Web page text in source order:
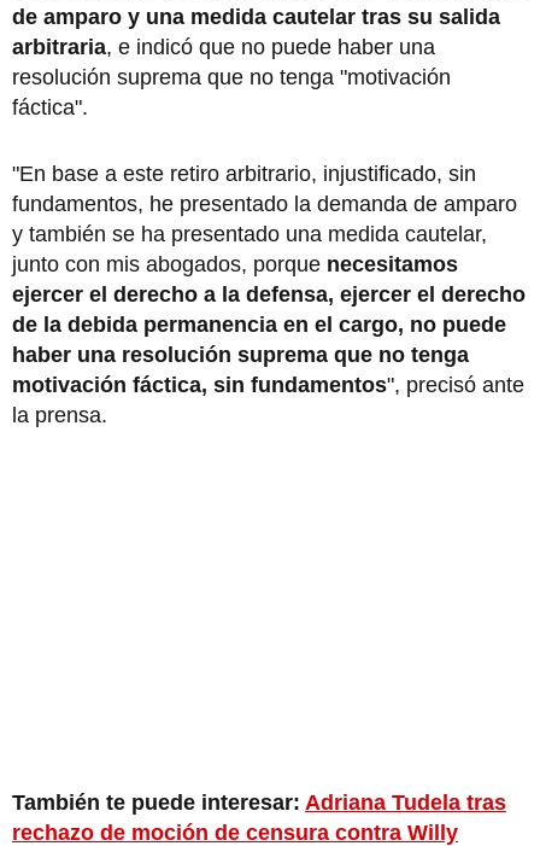
de amparo y una medida cautelar tras su salida
arbitraria, e indicó que no puede haber una
resolución suprema que no tenga "motivación
fáctica".
"En base a este retiro arbitrario, injustificado, sin
fundamentos, he presentado la demanda de amparo
y también se ha presentado una medida cautelar,
junto con mis abogados, porque necesitamos
ejercer el derecho a la defensa, ejercer el derecho
de la debida permanencia en el cargo, no puede
haber una resolución suprema que no tenga
motivación fáctica, sin fundamentos", precisó ante
la prensa.
También te puede interesar: Adriana Tudela tras
rechazo de moción de censura contra Willy